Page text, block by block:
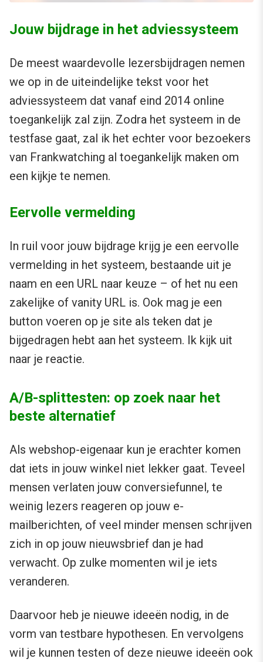
Jouw bijdrage in het adviessysteem
De meest waardevolle lezersbijdragen nemen
we op in de uiteindelijke tekst voor het
adviessysteem dat vanaf eind 2014 online
toegankelijk zal zijn. Zodra het systeem in de
testfase gaat, zal ik het echter voor bezoekers
van Frankwatching al toegankelijk maken om
een kijkje te nemen.
Eervolle vermelding
In ruil voor jouw bijdrage krijg je een eervolle
vermelding in het systeem, bestaande uit je
naam en een URL naar keuze – of het nu een
zakelijke of vanity URL is. Ook mag je een
button voeren op je site als teken dat je
bijgedragen hebt aan het systeem. Ik kijk uit
naar je reactie.
A/B-splittesten: op zoek naar het
beste alternatief
Als webshop-eigenaar kun je erachter komen
dat iets in jouw winkel niet lekker gaat. Teveel
mensen verlaten jouw conversiefunnel, te
weinig lezers reageren op jouw e-
mailberichten, of veel minder mensen schrijven
zich in op jouw nieuwsbrief dan je had
verwacht. Op zulke momenten wil je iets
veranderen.
Daarvoor heb je nieuwe ideeën nodig, in de
vorm van testbare hypothesen. En vervolgens
wil je kunnen testen of deze nieuwe ideeën ook